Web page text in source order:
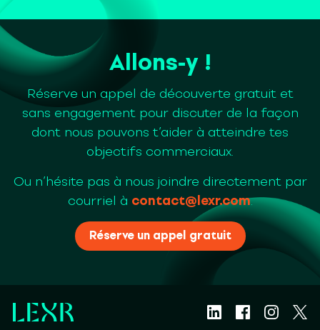
Allons-y !
Réserve un appel de découverte gratuit et
sans engagement pour discuter de la façon
dont nous pouvons t’aider à atteindre tes
objectifs commerciaux.
Ou n’hésite pas à nous joindre directement par
courriel à contact@lexr.com.
Réserve un appel gratuit